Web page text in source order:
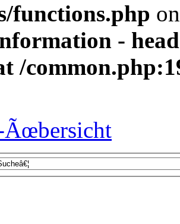
functions.php
-
/
Ãœbersicht